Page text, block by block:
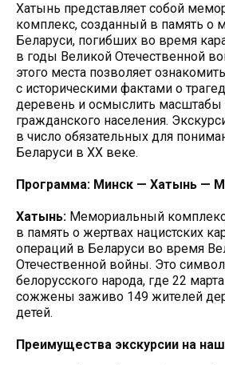
Хатынь представляет собой
комплекс, созданный в память о
Беларуси, погибших во время
в годы Великой Отечественной
этого места позволяет
с историческими фактами о
деревень и осмыслить масштабы
гражданского населения.
в число обязательных для
Беларуси в XX веке.
Программа: Минск — Хатынь —
Хатынь: Мемориальный
в память о жертвах нацистских
операций в Беларуси во время
Отечественной войны. Это
белорусского народа, где 22
сожжены заживо 149 жителей
детей.
Преимущества экскурсии на